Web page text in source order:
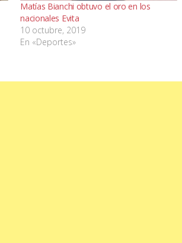
Matías Bianchi obtuvo el oro en los
nacionales Evita
10 octubre, 2019
En «Deportes»